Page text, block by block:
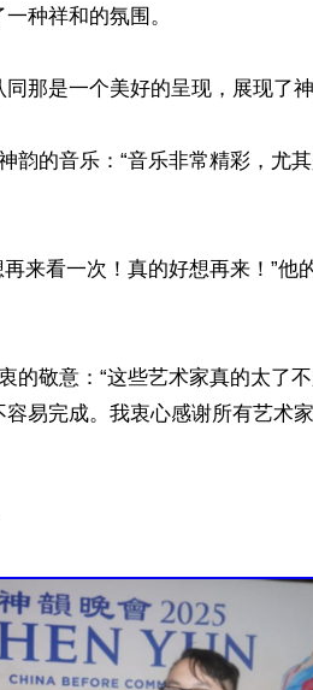
种祥和的氛围。
那是一个美好的呈现，展现了神
韵的音乐：“音乐非常精彩，尤
来看一次！真的好想再来！”他
的敬意：“这些艺术家真的太了
易完成。我衷心感谢所有艺术